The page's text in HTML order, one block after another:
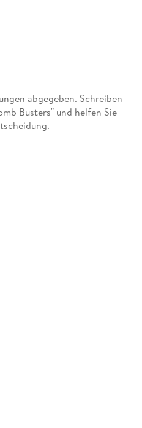
abgegeben. Schreiben
Busters" und helfen Sie